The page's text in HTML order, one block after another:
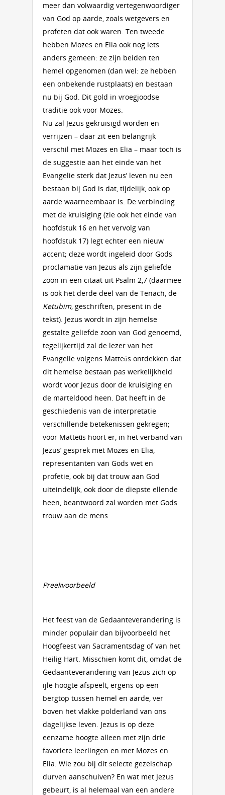
meer dan volwaardig vertegenwoordiger
van God op aarde, zoals wetgevers en
profeten dat ook waren. Ten tweede
hebben Mozes en Elia ook nog iets
anders gemeen: ze zijn beiden ten
hemel opgenomen (dan wel: ze hebben
een onbekende rustplaats) en bestaan
nu bij God. Dit gold in vroegjoodse
traditie ook voor Mozes.
Nu zal Jezus gekruisigd worden en
verrijzen – daar zit een belangrijk
verschil met Mozes en Elia – maar toch is
de suggestie aan het einde van het
Evangelie sterk dat Jezus’ leven nu een
bestaan bij God is dat, tijdelijk, ook op
aarde waarneembaar is. De verbinding
met de kruisiging (zie ook het einde van
hoofdstuk 16 en het vervolg van
hoofdstuk 17) legt echter een nieuw
accent; deze wordt ingeleid door Gods
proclamatie van Jezus als zijn geliefde
zoon in een citaat uit Psalm 2,7 (daarmee
is ook het derde deel van de Tenach, de
Ketubim, geschriften, present in de
tekst). Jezus wordt in zijn hemelse
gestalte geliefde zoon van God genoemd,
tegelijkertijd zal de lezer van het
Evangelie volgens Matteüs ontdekken dat
dit hemelse bestaan pas werkelijkheid
wordt voor Jezus door de kruisiging en
de marteldood heen. Dat heeft in de
geschiedenis van de interpretatie
verschillende betekenissen gekregen;
voor Matteüs hoort er, in het verband van
Jezus’ gesprek met Mozes en Elia,
representanten van Gods wet en
profetie, ook bij dat trouw aan God
uiteindelijk, ook door de diepste ellende
heen, beantwoord zal worden met Gods
trouw aan de mens.
Preekvoorbeeld
Het feest van de Gedaanteverandering is
minder populair dan bijvoorbeeld het
Hoogfeest van Sacramentsdag of van het
Heilig Hart. Misschien komt dit, omdat de
Gedaanteverandering van Jezus zich op
ijle hoogte afspeelt, ergens op een
bergtop tussen hemel en aarde, ver
boven het vlakke polderland van ons
dagelijkse leven. Jezus is op deze
eenzame hoogte alleen met zijn drie
favoriete leerlingen en met Mozes en
Elia. Wie zou bij dit selecte gezelschap
durven aanschuiven? En wat met Jezus
gebeurt, is al helemaal van een andere